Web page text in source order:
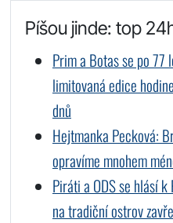
Píšou jinde: top
Prim a Botas se po
limitovaná edice
dnů
Hejtmanka Pecková:
opravíme mnohem
Piráti a ODS se hlásí k
na tradiční ostrov